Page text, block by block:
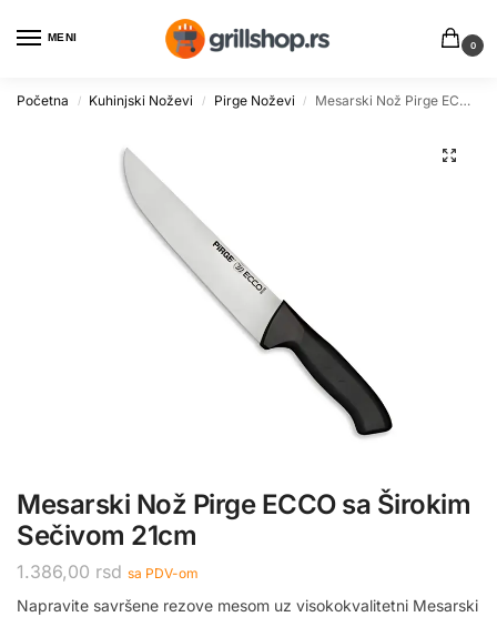
MENI
0
Početna / Kuhinjski Noževi / Pirge Noževi / Mesarski Nož Pirge ECCO sa Širokim Sečivom 21cm
Mesarski Nož Pirge ECCO sa Širokim
Sečivom 21cm
1.386,00 rsd sa PDV-om
Napravite savršene rezove mesom uz visokokvalitetni Mesarski